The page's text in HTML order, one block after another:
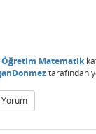
Matematik
tarafından
Yorum